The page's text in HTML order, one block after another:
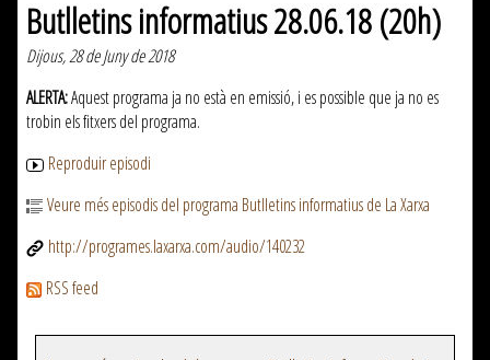
Butlletins informatius 28.06.18 (20h)
Dijous, 28 de Juny de 2018
ALERTA:Aquest programa ja no està en emissió, i es possible que ja no es
trobin els fitxers del programa.
Reproduir episodi
Veure més episodis del programa Butlletins informatius de La Xarxa
http://programes.laxarxa.com/audio/140232
RSS feed